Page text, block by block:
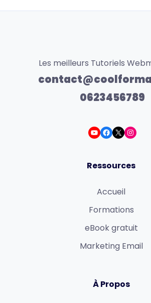
Les meilleurs Tutoriels
0623456789
Ressources
Accueil
Formations
eBook gratuit
Marketing Email
À Propos